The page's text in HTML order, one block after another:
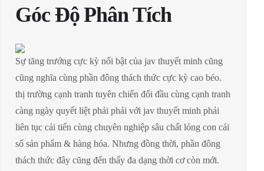
Góc Độ Phân Tích
Sự tăng trưởng cực kỳ nổi bật của jav thuyết minh cũng
cũng nghĩa cùng phần đông thách thức cực kỳ cao béo.
thị trường cạnh tranh tuyên chiến đối đầu cùng cạnh tranh
càng ngày quyết liệt phải phải với jav thuyết minh phải
liên tục cải tiến cùng chuyên nghiệp sâu chất lỏng con cái
số sản phẩm & hàng hóa. Nhưng đồng thời, phần đông
thách thức đây cũng đến thấy đa dạng thời cơ còn mới.